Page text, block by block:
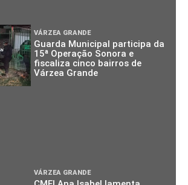
VÁRZEA GRANDE
Guarda Municipal participa da
15ª Operação Sonora e
fiscaliza cinco bairros de
Várzea Grande
VÁRZEA GRANDE